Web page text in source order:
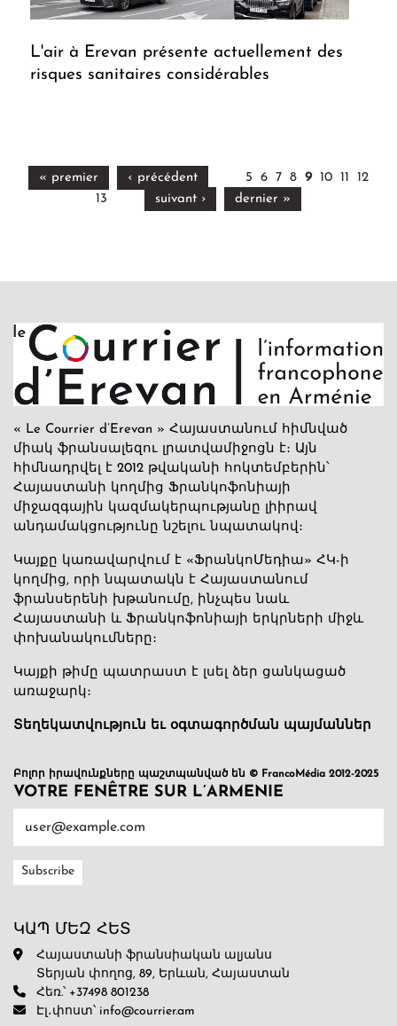
L'air à Erevan présente actuellement des
risques sanitaires considérables
« premier ‹ précédent 5 6 7 8 9 10 11
12
13
suivant › dernier »
« Le Courrier d’Erevan » Հայաստանում հիմնված
միակ ֆրանսալեզու լրատվամիջոցն է։ Այն
հիմնադրվել է 2012 թվականի հոկտեմբերին՝
Հայաստանի կողմից Ֆրանկոֆոնիայի
միջազգային կազմակերպությանը լիիրավ
անդամակցությունը նշելու նպատակով։
Կայքը կառավարվում է «ՖրանկոՄեդիա» ՀԿ-ի
կողմից, որի նպատակն է Հայաստանում
ֆրանսերենի խթանումը, ինչպես նաև
Հայաստանի և Ֆրանկոֆոնիայի երկրների միջև
փոխանակումները։
Կայքի թիմը պատրաստ է լսել ձեր ցանկացած
առաջարկ։
Տեղեկատվություն եւ օգտագործման պայմաններ
Բոլոր իրավունքները պաշտպանված են © FrancoMédia 2012-2025
VOTRE FENÊTRE SUR L’ARMENIE
ԿԱՊ ՄԵԶ ՀԵՏ
Հայաստանի ֆրանսիական ալյանս
Տերյան փողոց, 89, Երևան, Հայաստան
Հեռ.՝ +37498 801238
Էլ․փոստ՝ info@courrier.am